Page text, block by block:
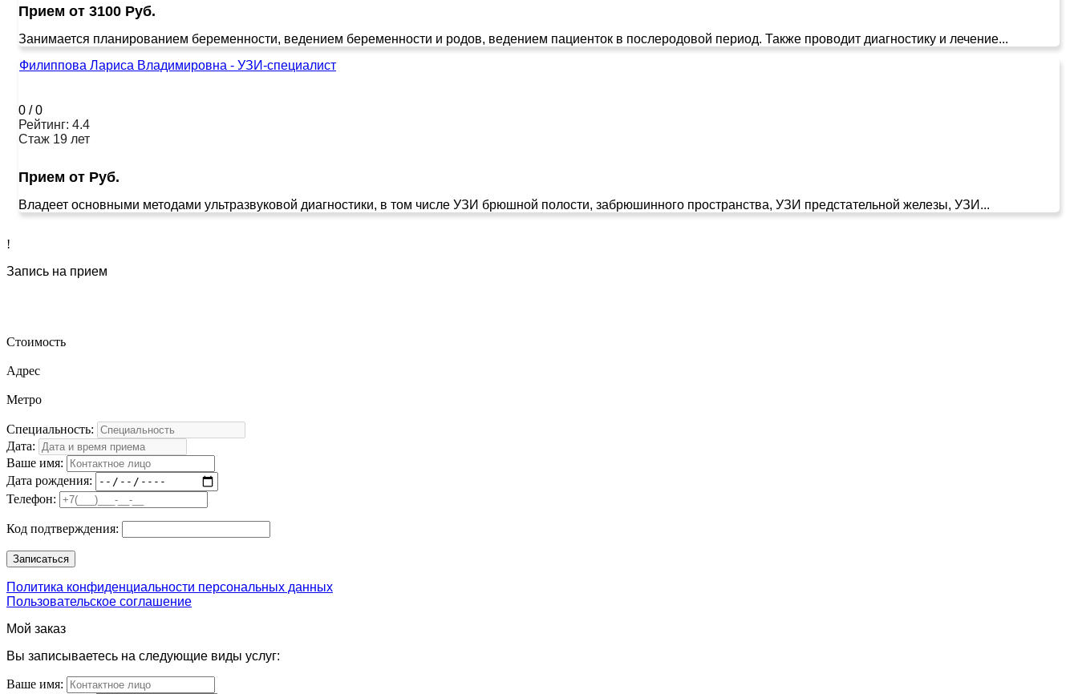
Прием от 3100 Руб.
Занимается планированием беременности, ведением беременности и родов, ведением пациенток в послеродовой период. Также проводит диагностику и лечение...
Филиппова Лариса Владимировна - УЗИ-специалист
0 /0
Рейтинг: 4.4
Стаж 19 лет
Прием от Руб.
Владеет основными методами ультразвуковой диагностики, в том числе УЗИ брюшной полости, забрюшинного пространства, УЗИ предстательной железы, УЗИ...
!
Запись на прием
Стоимость
Адрес
Метро
Специальность:
Дата:
Ваше имя:
Дата рождения:
Телефон:
Код подтверждения:
Политика конфиденциальности персональных данных
Пользовательское соглашение
Мой заказ
Вы записываетесь на следующие виды услуг:
Ваше имя: